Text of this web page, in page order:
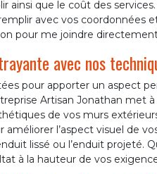
ainsi que le coût des
avec vos coordonnées
pour me joindre
avec nos
pour apporter un aspect
Artisan Jonathan met
de vos murs
améliorer l’aspect visuel de
lissé ou l’enduit projeté.
à la hauteur de vos